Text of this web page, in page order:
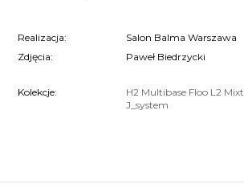
Realizacja:
Salon Balma Warszawa
Zdjęcia:
Paweł Biedrzycki
Kolekcje: H2 Multibase Floo L2 Mixt
J_system